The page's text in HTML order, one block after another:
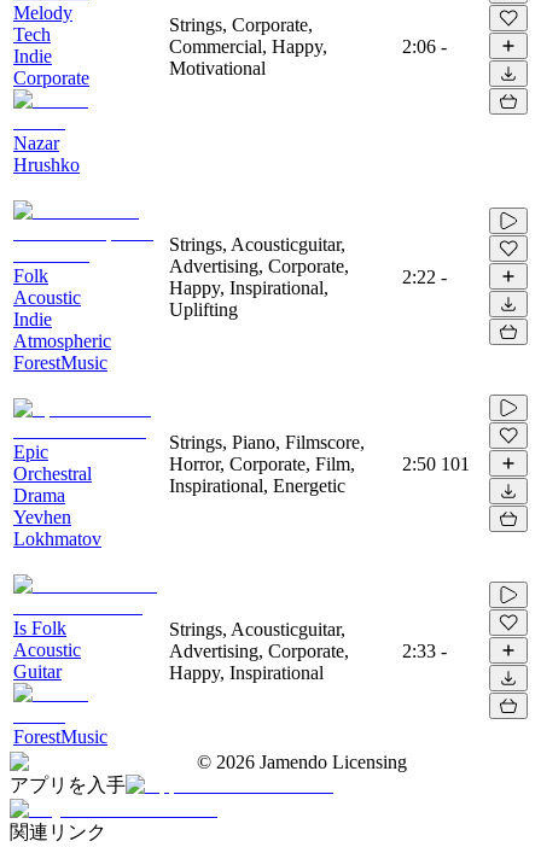
Melody
Tech
Indie
Corporate
Nazar
Hrushko
Strings, Corporate,
Commercial, Happy,
Motivational
2:06 -
Folk
Acoustic
Indie
Atmospheric
ForestMusic
Strings, Acousticguitar,
Advertising, Corporate,
Happy, Inspirational,
Uplifting
2:22 -
Epic
Orchestral
Drama
Yevhen
Lokhmatov
Strings, Piano, Filmscore,
Horror, Corporate, Film,
Inspirational, Energetic
2:50 101
Is Folk
Acoustic
Guitar
ForestMusic
Strings, Acousticguitar,
Advertising, Corporate,
Happy, Inspirational
2:33 -
© 2026 Jamendo Licensing
アプリを入手
関連リンク